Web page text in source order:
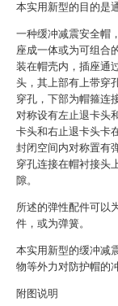
本实用新型的目的是
一种缓冲减震安全帽
座成一体或为可组合
装在帽壳内，插座通
头，其上部有上带穿
穿孔，下部为帽箍连
对称设有左止退卡头
卡头和右止退卡头卡
封闭空间内对称置有
穿孔连接在帽衬接头
隙。
所述的弹性配件可以
件，或为弹簧。
本实用新型的缓冲减
物等外力对防护帽的
附图说明